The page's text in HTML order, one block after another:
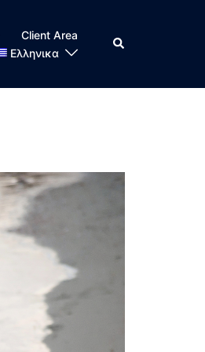
Client Area
Ελληνικα
Search